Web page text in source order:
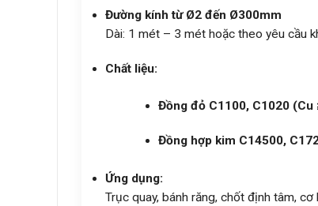
Đường kính từ Ø2 đến Ø300mm
Dài: 1 mét – 3 mét hoặc theo yêu cầu
Chất liệu:
Đồng đỏ C1100, C1020 (Cu
Đồng hợp kim C14500,
Ứng dụng:
Trục quay, bánh răng, chốt định tâm,